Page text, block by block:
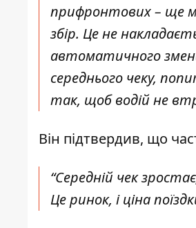
прифронтових – ще
збір. Це не
автоматичного
середнього чеку,
так, щоб водій не
Він підтвердив, що
“Середній чек
Це ринок, і ціна